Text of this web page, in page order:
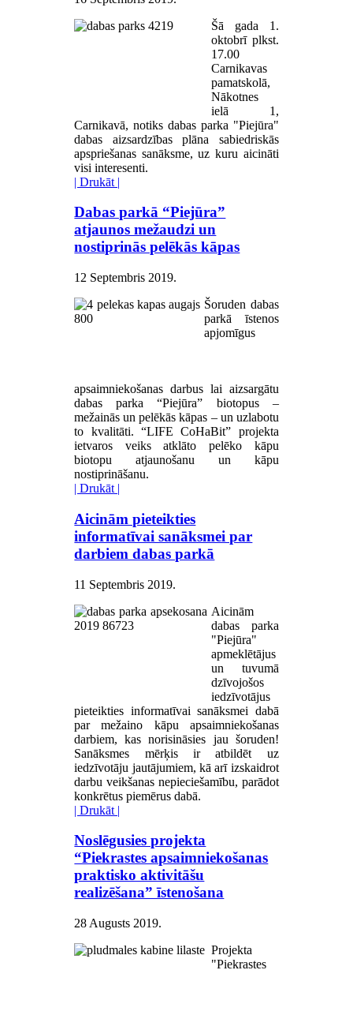
Šā gada 1.
oktobrī plkst.
17.00
Carnikavas
pamatskolā,
Nākotnes
ielā 1,
Carnikavā, notiks dabas parka "Piejūra"
dabas aizsardzības plāna sabiedriskās
apspriešanas sanāksme, uz kuru aicināti
visi interesenti.
| Drukāt |
Dabas parkā “Piejūra”
atjaunos mežaudzi un
nostiprinās pelēkās kāpas
12 Septembris 2019.
Šoruden dabas
parkā īstenos
apjomīgus
apsaimniekošanas darbus lai aizsargātu
dabas parka “Piejūra” biotopus –
mežainās un pelēkās kāpas – un uzlabotu
to kvalitāti. “LIFE CoHaBit” projekta
ietvaros veiks atklāto pelēko kāpu
biotopu atjaunošanu un kāpu
nostiprināšanu.
| Drukāt |
Aicinām pieteikties
informatīvai sanāksmei par
darbiem dabas parkā
11 Septembris 2019.
Aicinām
dabas parka
"Piejūra"
apmeklētājus
un tuvumā
dzīvojošos
iedzīvotājus
pieteikties informatīvai sanāksmei dabā
par mežaino kāpu apsaimniekošanas
darbiem, kas norisināsies jau šoruden!
Sanāksmes mērķis ir atbildēt uz
iedzīvotāju jautājumiem, kā arī izskaidrot
darbu veikšanas nepieciešamību, parādot
konkrētus piemērus dabā.
| Drukāt |
Noslēgusies projekta
“Piekrastes apsaimniekošanas
praktisko aktivitāšu
realizēšana” īstenošana
28 Augusts 2019.
Projekta
"Piekrastes